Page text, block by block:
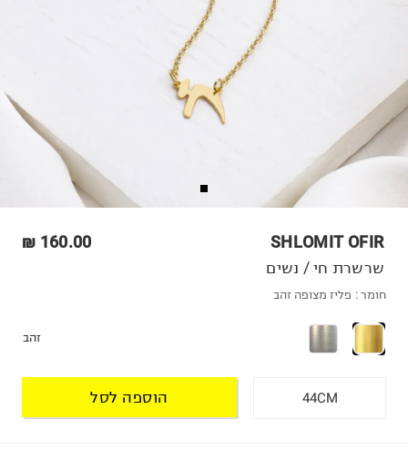
SHLOMIT OFIR
160.00 ₪
שרשרת חי / נשים
חומר : פליז מצופה זהב
זהב
44CM הוספה לסל